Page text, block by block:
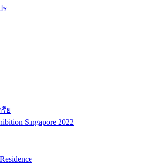
ร
ย
Singapore 2022